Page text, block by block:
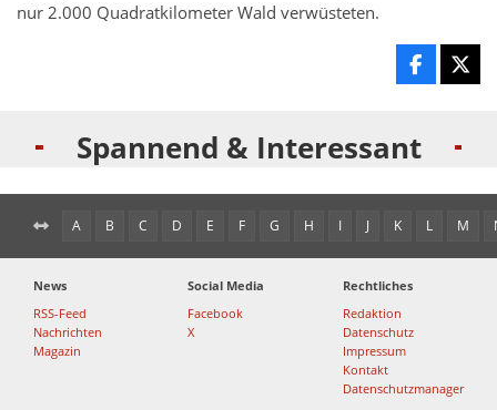
nur 2.000 Quadratkilometer Wald verwüsteten.
Spannend & Interessant
A B C D E F G H I J K L M
News
RSS-Feed
Nachrichten
Magazin
Social Media
Facebook
X
Rechtliches
Redaktion
Datenschutz
Impressum
Kontakt
Datenschutzmanager